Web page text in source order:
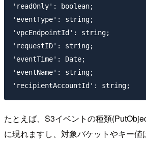
'readOnly': boolean;
'eventType': string;
'vpcEndpointId': string;
'requestID': string;
'eventTime': Date;
'eventName': string;
たとえば、S3イベントの種類
に現れますし、対象バケットやキー値